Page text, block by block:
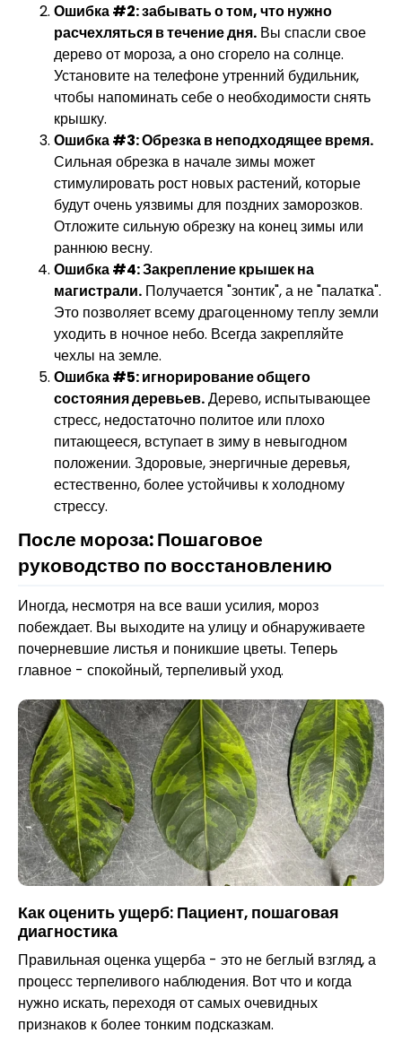
Ошибка #2: забывать о том, что нужно
расчехляться в течение дня. Вы спасли свое
дерево от мороза, а оно сгорело на солнце.
Установите на телефоне утренний будильник,
чтобы напоминать себе о необходимости снять
крышку.
Ошибка #3: Обрезка в неподходящее время.
Сильная обрезка в начале зимы может
стимулировать рост новых растений, которые
будут очень уязвимы для поздних заморозков.
Отложите сильную обрезку на конец зимы или
раннюю весну.
Ошибка #4: Закрепление крышек на
магистрали. Получается "зонтик", а не "палатка".
Это позволяет всему драгоценному теплу земли
уходить в ночное небо. Всегда закрепляйте
чехлы на земле.
Ошибка #5: игнорирование общего
состояния деревьев.Дерево, испытывающее
стресс, недостаточно политое или плохо
питающееся, вступает в зиму в невыгодном
положении. Здоровые, энергичные деревья,
естественно, более устойчивы к холодному
стрессу.
После мороза: Пошаговое
руководство по восстановлению
Иногда, несмотря на все ваши усилия, мороз
побеждает. Вы выходите на улицу и обнаруживаете
почерневшие листья и поникшие цветы. Теперь
главное - спокойный, терпеливый уход.
Как оценить ущерб: Пациент, пошаговая
диагностика
Правильная оценка ущерба - это не беглый взгляд, а
процесс терпеливого наблюдения. Вот что и когда
нужно искать, переходя от самых очевидных
признаков к более тонким подсказкам.